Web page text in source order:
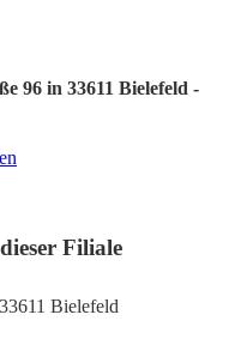
96 in 33611 Bielefeld -
Filiale
Bielefeld